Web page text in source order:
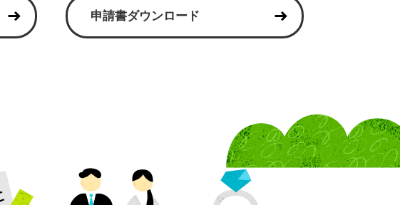
申請書ダウンロード